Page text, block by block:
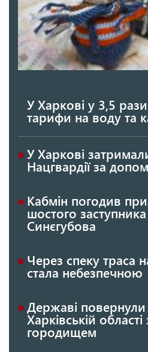
У Харкові у 3,5 рази
тарифи на воду та
У Харкові
Нацгвардії за
Кабмін погодив
шостого
Синєгубова
Через спеку траса
стала небезпечною
Державі
Харківській області
городищем